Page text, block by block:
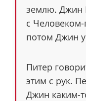
землю. Джин
с
потом Джин
Питер
этим с рук.
Джин каким-